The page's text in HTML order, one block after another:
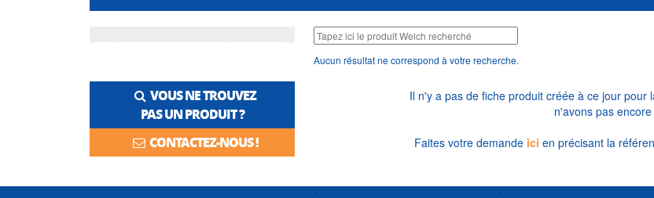
VOUS NE TROUVEZ
PAS UN PRODUIT ?
CONTACTEZ-NOUS !
Aucun résultat ne correspond à votre recherche.
Il n'y a pas de fiche produit créée à ce jour pour
n'avons pas
Faites votre demande ici en précisant la